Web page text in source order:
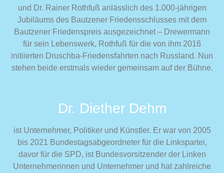
und Dr. Rainer Rothfuß anlässlich des 1.000-jährigen
Jubiläums des Bautzener Friedensschlusses mit dem
Bautzener Friedenspreis ausgezeichnet – Drewermann
für sein Lebenswerk, Rothfuß für die von ihm 2016
initiierten Druschba-Friedensfahrten nach Russland. Nun
stehen beide erstmals wieder gemeinsam auf der Bühne.
Dr. Diether Dehm
ist Unternehmer, Politiker und Künstler. Er war von 2005
bis 2021 Bundestagsabgeordneter für die Linkspartei,
davor für die SPD, ist Bundesvorsitzender der Linken
Unternehmerinnen und Unternehmer und hat zahlreiche